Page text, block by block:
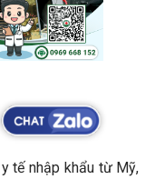
tế nhập khẩu từ Mỹ,